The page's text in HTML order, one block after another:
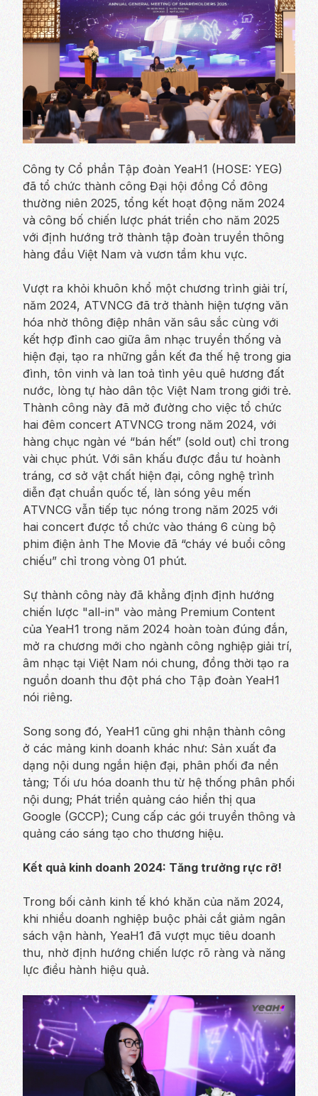
Công ty Cổ phần Tập đoàn YeaH1 (HOSE: YEG)
đã tổ chức thành công Đại hội đồng Cổ đông
thường niên 2025, tổng kết hoạt động năm 2024
và công bố chiến lược phát triển cho năm 2025
với định hướng trở thành tập đoàn truyền thông
hàng đầu Việt Nam và vươn tầm khu vực.
Vượt ra khỏi khuôn khổ một chương trình giải trí,
năm 2024, ATVNCG đã trở thành hiện tượng văn
hóa nhờ thông điệp nhân văn sâu sắc cùng với
kết hợp đỉnh cao giữa âm nhạc truyền thống và
hiện đại, tạo ra những gắn kết đa thế hệ trong gia
đình, tôn vinh và lan toả tình yêu quê hương đất
nước, lòng tự hào dân tộc Việt Nam trong giới trẻ.
Thành công này đã mở đường cho việc tổ chức
hai đêm concert ATVNCG trong năm 2024, với
hàng chục ngàn vé “bán hết” (sold out) chỉ trong
vài chục phút. Với sân khấu được đầu tư hoành
tráng, cơ sở vật chất hiện đại, công nghệ trình
diễn đạt chuẩn quốc tế, làn sóng yêu mến
ATVNCG vẫn tiếp tục nóng trong năm 2025 với
hai concert được tổ chức vào tháng 6 cùng bộ
phim điện ảnh The Movie đã “cháy vé buổi công
chiếu” chỉ trong vòng 01 phút.
Sự thành công này đã khẳng định định hướng
chiến lược "all-in" vào mảng Premium Content
của YeaH1 trong năm 2024 hoàn toàn đúng đắn,
mở ra chương mới cho ngành công nghiệp giải trí,
âm nhạc tại Việt Nam nói chung, đồng thời tạo ra
nguồn doanh thu đột phá cho Tập đoàn YeaH1
nói riêng.
Song song đó, YeaH1 cũng ghi nhận thành công
ở các mảng kinh doanh khác như: Sản xuất đa
dạng nội dung ngắn hiện đại, phân phối đa nền
tảng; Tối ưu hóa doanh thu từ hệ thống phân phối
nội dung; Phát triển quảng cáo hiển thị qua
Google (GCCP); Cung cấp các gói truyền thông và
quảng cáo sáng tạo cho thương hiệu.
Kết quả kinh doanh 2024: Tăng trưởng rực rỡ!
Trong bối cảnh kinh tế khó khăn của năm 2024,
khi nhiều doanh nghiệp buộc phải cắt giảm ngân
sách vận hành, YeaH1 đã vượt mục tiêu doanh
thu, nhờ định hướng chiến lược rõ ràng và năng
lực điều hành hiệu quả.